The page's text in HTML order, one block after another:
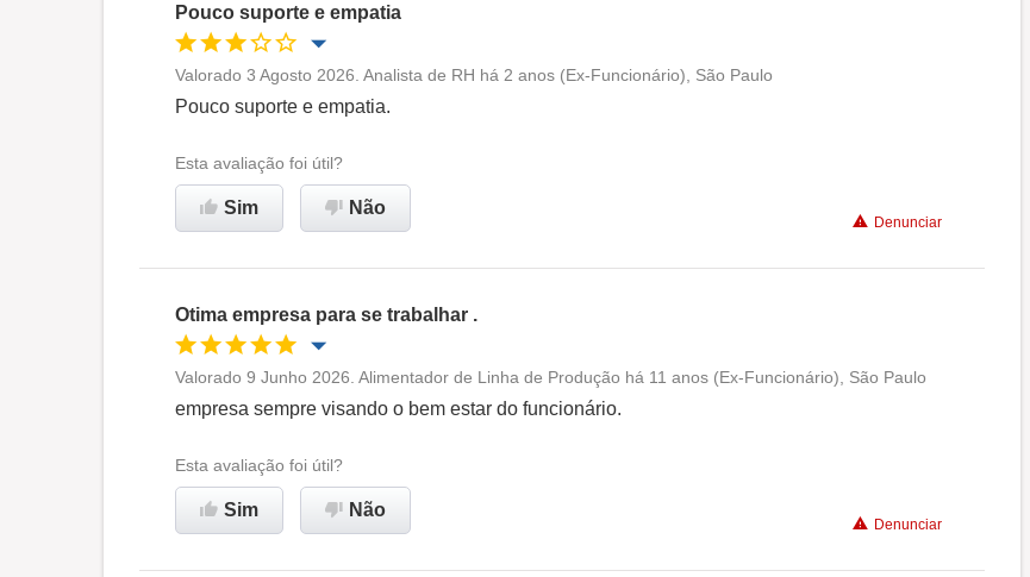
Pouco suporte e empatia
Oportunidade de promoção
Ambiente de trabalho
Não recomenda esta
Valorado 3 Agosto 2026. Analista de RH há 2 anos (Ex-Funcionário), São Paulo
Pouco suporte e empatia.
Esta avaliação foi útil?
Sim Não
Denunciar
Otima empresa para se trabalhar .
Oportunidade de promoção
Ambiente de trabalho
Conciliação com a vida familiar
Recomenda esta empresa
Valorado 9 Junho 2026. Alimentador de Linha de Produção há 11 anos (Ex-Funcionário), São Paulo
empresa sempre visando o bem estar do funcionário.
Esta avaliação foi útil?
Sim Não
Denunciar